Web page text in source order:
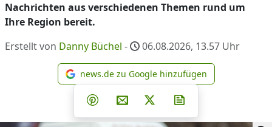
Nachrichten aus verschiedenen Themen rund um
Ihre Region bereit.
Erstellt von Danny Büchel - 06.08.2026, 13.57 Uhr
news.de zu Google
news.de zu Google hinzufügen
Teilen auf Facebook
Teilen auf Whatsapp
Teilen auf Telegram
Teilen auf Pinterest
Per E-Mail teilen
Post auf X